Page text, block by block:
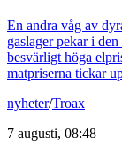
En andra våg av
gaslager pekar i
besvärligt höga
matpriserna tickar
nyheter/Troax
7 augusti, 08:48